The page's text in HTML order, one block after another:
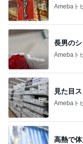
Amebaト
長男の
Amebaト
見た目
Amebaト
高熱で